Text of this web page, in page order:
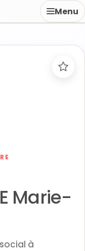
Menu
Marie-
à